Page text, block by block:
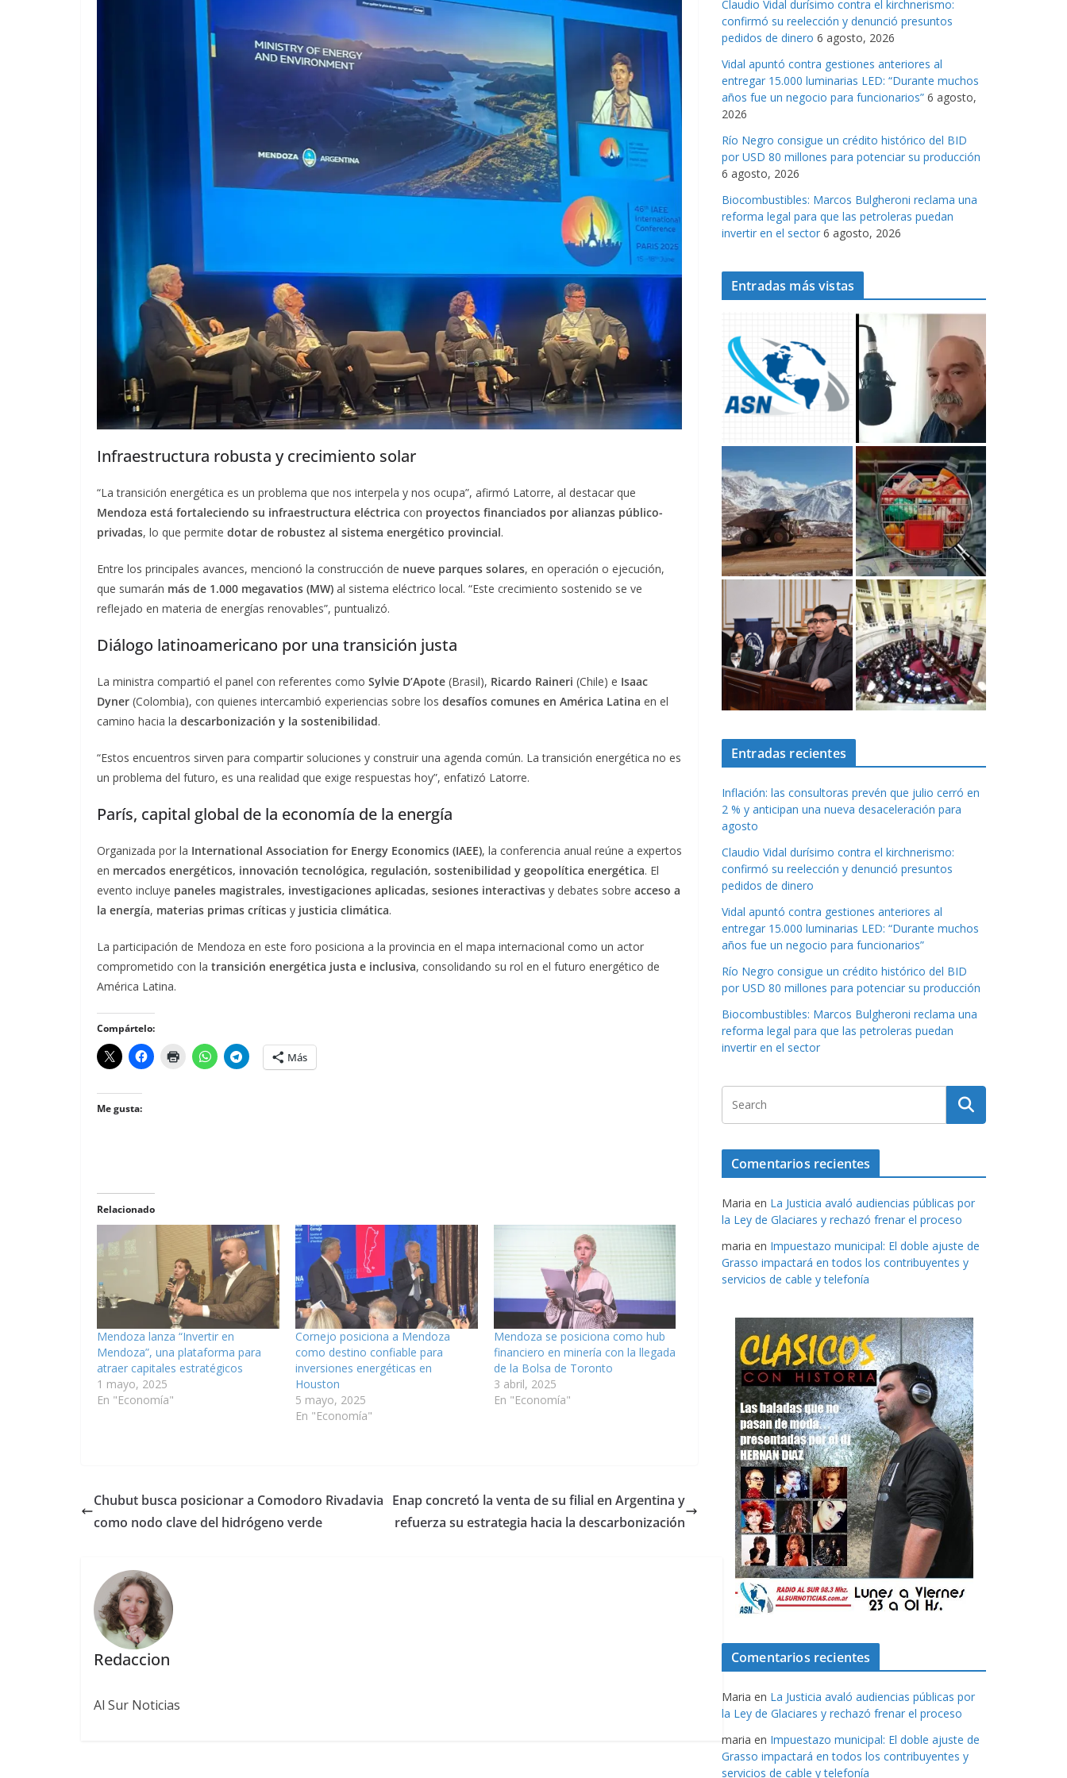
Infraestructura robusta y crecimiento solar
“La transición energética es un problema que nos interpela y nos ocupa”, afirmó Latorre, al destacar que
Mendoza está fortaleciendo su infraestructura eléctrica con proyectos financiados por alianzas público-
privadas, lo que permite dotar de robustez al sistema energético provincial.
Entre los principales avances, mencionó la construcción de nueve parques solares, en operación o ejecución,
que sumarán más de 1.000 megavatios (MW) al sistema eléctrico local. “Este crecimiento sostenido se ve
reflejado en materia de energías renovables”, puntualizó.
Diálogo latinoamericano por una transición justa
La ministra compartió el panel con referentes como Sylvie D’Apote (Brasil), Ricardo Raineri (Chile) e Isaac
Dyner (Colombia), con quienes intercambió experiencias sobre los desafíos comunes en América Latina en el
camino hacia la descarbonización y la sostenibilidad.
“Estos encuentros sirven para compartir soluciones y construir una agenda común. La transición energética no es
un problema del futuro, es una realidad que exige respuestas hoy”, enfatizó Latorre.
París, capital global de la economía de la energía
Organizada por la International Association for Energy Economics (IAEE), la conferencia anual reúne a expertos
en mercados energéticos, innovación tecnológica, regulación, sostenibilidad y geopolítica energética. El
evento incluye paneles magistrales, investigaciones aplicadas, sesiones interactivas y debates sobre acceso a
la energía, materias primas críticas y justicia climática.
La participación de Mendoza en este foro posiciona a la provincia en el mapa internacional como un actor
comprometido con la transición energética justa e inclusiva, consolidando su rol en el futuro energético de
América Latina.
Compártelo:
Más
Me gusta:
Relacionado
Mendoza lanza “Invertir en
Mendoza”, una plataforma para
atraer capitales estratégicos
1 mayo, 2025
En "Economía"
Cornejo posiciona a Mendoza
como destino confiable para
inversiones energéticas en
Houston
5 mayo, 2025
En "Economía"
Mendoza se posiciona como hub
financiero en minería con la llegada
de la Bolsa de Toronto
3 abril, 2025
En "Economía"
Chubut busca posicionar a Comodoro Rivadavia
como nodo clave del hidrógeno verde
Enap concretó la venta de su filial en Argentina y
refuerza su estrategia hacia la descarbonización
Redaccion
Al Sur Noticias
a
s
Claudio Vidal durísimo contra el kirchnerismo:
confirmó su reelección y denunció presuntos
pedidos de dinero 6 agosto, 2026
Vidal apuntó contra gestiones anteriores al
entregar 15.000 luminarias LED: “Durante muchos
años fue un negocio para funcionarios” 6 agosto,
2026
Río Negro consigue un crédito histórico del BID
por USD 80 millones para potenciar su producción
6 agosto, 2026
Biocombustibles: Marcos Bulgheroni reclama una
reforma legal para que las petroleras puedan
invertir en el sector 6 agosto, 2026
Entradas más vistas
Entradas recientes
Inflación: las consultoras prevén que julio cerró en
2 % y anticipan una nueva desaceleración para
agosto
Claudio Vidal durísimo contra el kirchnerismo:
confirmó su reelección y denunció presuntos
pedidos de dinero
Vidal apuntó contra gestiones anteriores al
entregar 15.000 luminarias LED: “Durante muchos
años fue un negocio para funcionarios”
Río Negro consigue un crédito histórico del BID
por USD 80 millones para potenciar su producción
Biocombustibles: Marcos Bulgheroni reclama una
reforma legal para que las petroleras puedan
invertir en el sector
Comentarios recientes
Maria en La Justicia avaló audiencias públicas por
la Ley de Glaciares y rechazó frenar el proceso
maria en Impuestazo municipal: El doble ajuste de
Grasso impactará en todos los contribuyentes y
servicios de cable y telefonía
Comentarios recientes
Maria en La Justicia avaló audiencias públicas por
la Ley de Glaciares y rechazó frenar el proceso
maria en Impuestazo municipal: El doble ajuste de
Grasso impactará en todos los contribuyentes y
servicios de cable y telefonía